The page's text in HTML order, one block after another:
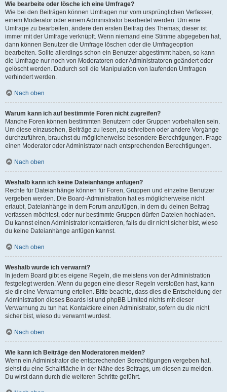
Wie bearbeite oder lösche ich eine Umfrage?
Wie bei den Beiträgen können Umfragen nur vom ursprünglichen Verfasser,
einem Moderator oder einem Administrator bearbeitet werden. Um eine
Umfrage zu bearbeiten, ändere den ersten Beitrag des Themas; dieser ist
immer mit der Umfrage verknüpft. Wenn niemand eine Stimme abgegeben hat,
dann können Benutzer die Umfrage löschen oder die Umfrageoption
bearbeiten. Sollte allerdings schon ein Benutzer abgestimmt haben, so kann
die Umfrage nur noch von Moderatoren oder Administratoren geändert oder
gelöscht werden. Dadurch soll die Manipulation von laufenden Umfragen
verhindert werden.
Nach oben
Warum kann ich auf bestimmte Foren nicht zugreifen?
Manche Foren können bestimmten Benutzern oder Gruppen vorbehalten sein.
Um diese einzusehen, Beiträge zu lesen, zu schreiben oder andere Vorgänge
durchzuführen, brauchst du möglicherweise besondere Berechtigungen. Frage
einen Moderator oder Administrator nach entsprechenden Berechtigungen.
Nach oben
Weshalb kann ich keine Dateianhänge anfügen?
Rechte für Dateianhänge können für Foren, Gruppen und einzelne Benutzer
vergeben werden. Die Board-Administration hat es möglicherweise nicht
erlaubt, Dateianhänge in dem Forum anzufügen, in dem du deinen Beitrag
verfassen möchtest, oder nur bestimmte Gruppen dürfen Dateien hochladen.
Du kannst einen Administrator kontaktieren, falls du dir nicht sicher bist, wieso
du keine Dateianhänge anfügen kannst.
Nach oben
Weshalb wurde ich verwarnt?
In jedem Board gibt es eigene Regeln, die meistens von der Administration
festgelegt werden. Wenn du gegen eine dieser Regeln verstoßen hast, kann
sie dir eine Verwarnung erteilen. Bitte beachte, dass dies die Entscheidung der
Administration dieses Boards ist und phpBB Limited nichts mit dieser
Verwarnung zu tun hat. Kontaktiere einen Administrator, sofern du die nicht
sicher bist, wieso du verwarnt wurdest.
Nach oben
Wie kann ich Beiträge den Moderatoren melden?
Wenn ein Administrator die entsprechenden Berechtigungen vergeben hat,
siehst du eine Schaltfläche in der Nähe des Beitrags, um diesen zu melden.
Du wirst dann durch die weiteren Schritte geführt.